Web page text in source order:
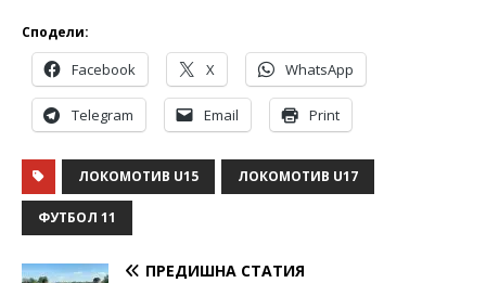
Сподели:
Facebook X WhatsApp
Telegram Email Print
ЛОКОМОТИВ U15 ЛОКОМОТИВ U17
ФУТБОЛ 11
ПРЕДИШНА СТАТИЯ